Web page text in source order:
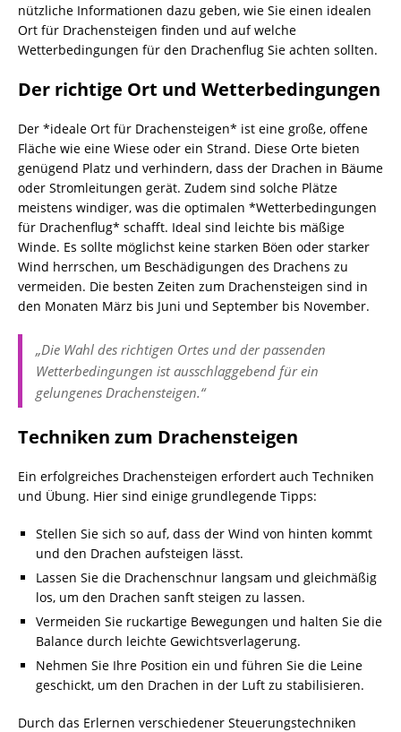
nützliche Informationen dazu geben, wie Sie einen idealen
Ort für Drachensteigen finden und auf welche
Wetterbedingungen für den Drachenflug Sie achten sollten.
Der richtige Ort und Wetterbedingungen
Der *ideale Ort für Drachensteigen* ist eine große, offene
Fläche wie eine Wiese oder ein Strand. Diese Orte bieten
genügend Platz und verhindern, dass der Drachen in Bäume
oder Stromleitungen gerät. Zudem sind solche Plätze
meistens windiger, was die optimalen *Wetterbedingungen
für Drachenflug* schafft. Ideal sind leichte bis mäßige
Winde. Es sollte möglichst keine starken Böen oder starker
Wind herrschen, um Beschädigungen des Drachens zu
vermeiden. Die besten Zeiten zum Drachensteigen sind in
den Monaten März bis Juni und September bis November.
„Die Wahl des richtigen Ortes und der passenden
Wetterbedingungen ist ausschlaggebend für ein
gelungenes Drachensteigen.“
Techniken zum Drachensteigen
Ein erfolgreiches Drachensteigen erfordert auch Techniken
und Übung. Hier sind einige grundlegende Tipps:
Stellen Sie sich so auf, dass der Wind von hinten kommt
und den Drachen aufsteigen lässt.
Lassen Sie die Drachenschnur langsam und gleichmäßig
los, um den Drachen sanft steigen zu lassen.
Vermeiden Sie ruckartige Bewegungen und halten Sie die
Balance durch leichte Gewichtsverlagerung.
Nehmen Sie Ihre Position ein und führen Sie die Leine
geschickt, um den Drachen in der Luft zu stabilisieren.
Durch das Erlernen verschiedener Steuerungstechniken